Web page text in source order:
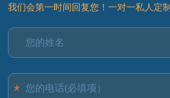
我们会第一时间回复您！一对一私人定制